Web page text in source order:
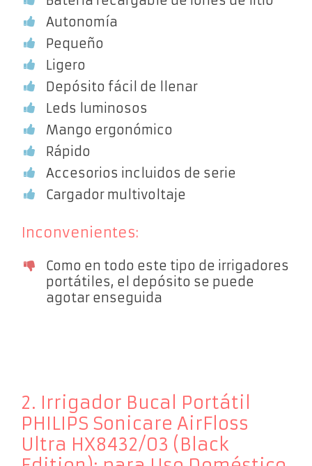
Autonomía
Pequeño
Ligero
Depósito fácil de llenar
Leds luminosos
Mango ergonómico
Rápido
Accesorios incluidos de serie
Cargador multivoltaje
Inconvenientes:
Como en todo este tipo de irrigadores
portátiles, el depósito se puede
agotar enseguida
2. Irrigador Bucal Portátil
PHILIPS Sonicare AirFloss
Ultra HX8432/03 (Black